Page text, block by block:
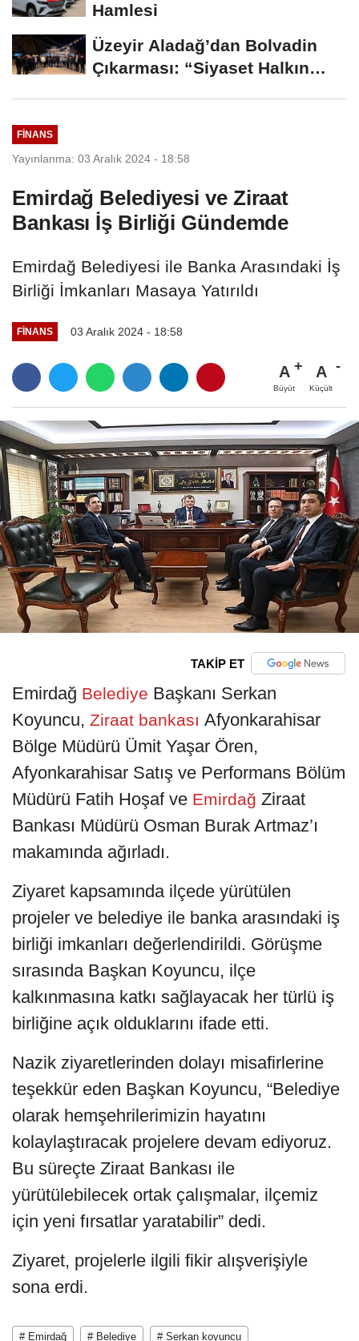
Hamlesi
Üzeyir Aladağ’dan Bolvadin
Çıkarması: “Siyaset Halkın
FINANS
Yayınlanma: 03 Aralık 2024 - 18:58
Emirdağ Belediyesi ve Ziraat
Bankası İş Birliği Gündemde
Emirdağ Belediyesi ile Banka Arasındaki İş
Birliği İmkanları Masaya Yatırıldı
FINANS 03 Aralık 2024 - 18:58
A
Büyüt
A
Küçült
TAKİP ET
Emirdağ Belediye Başkanı Serkan
Koyuncu, Ziraat bankası Afyonkarahisar
Bölge Müdürü Ümit Yaşar Ören,
Afyonkarahisar Satış ve Performans Bölüm
Müdürü Fatih Hoşaf ve Emirdağ Ziraat
Bankası Müdürü Osman Burak Artmaz’ı
makamında ağırladı.
Ziyaret kapsamında ilçede yürütülen
projeler ve belediye ile banka arasındaki iş
birliği imkanları değerlendirildi. Görüşme
sırasında Başkan Koyuncu, ilçe
kalkınmasına katkı sağlayacak her türlü iş
birliğine açık olduklarını ifade etti.
Nazik ziyaretlerinden dolayı misafirlerine
teşekkür eden Başkan Koyuncu, “Belediye
olarak hemşehrilerimizin hayatını
kolaylaştıracak projelere devam ediyoruz.
Bu süreçte Ziraat Bankası ile
yürütülebilecek ortak çalışmalar, ilçemiz
için yeni fırsatlar yaratabilir” dedi.
Ziyaret, projelerle ilgili fikir alışverişiyle
sona erdi.
# Emirdağ # Belediye # Serkan koyuncu